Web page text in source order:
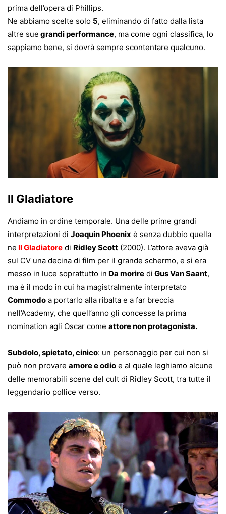
prima dell’opera di Phillips.
Ne abbiamo scelte solo 5, eliminando di fatto dalla lista
altre sue grandi performance, ma come ogni classifica, lo
sappiamo bene, si dovrà sempre scontentare qualcuno.
Il Gladiatore
Andiamo in ordine temporale. Una delle prime grandi
interpretazioni di Joaquin Phoenix è senza dubbio quella
ne Il Gladiatore di Ridley Scott (2000). L’attore aveva già
sul CV una decina di film per il grande schermo, e si era
messo in luce soprattutto in Da morire di Gus Van Saant,
ma è il modo in cui ha magistralmente interpretato
Commodo a portarlo alla ribalta e a far breccia
nell’Academy, che quell’anno gli concesse la prima
nomination agli Oscar come attore non protagonista.
Subdolo, spietato, cinico: un personaggio per cui non si
può non provare amore e odio e al quale leghiamo alcune
delle memorabili scene del cult di Ridley Scott, tra tutte il
leggendario pollice verso.